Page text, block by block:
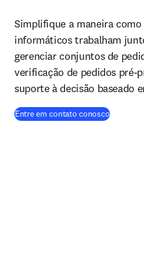
Simplifique a maneira
informáticos trabalham
gerenciar conjuntos de
verificação de pedidos pré-
suporte à decisão baseado
Entre em contato conosco